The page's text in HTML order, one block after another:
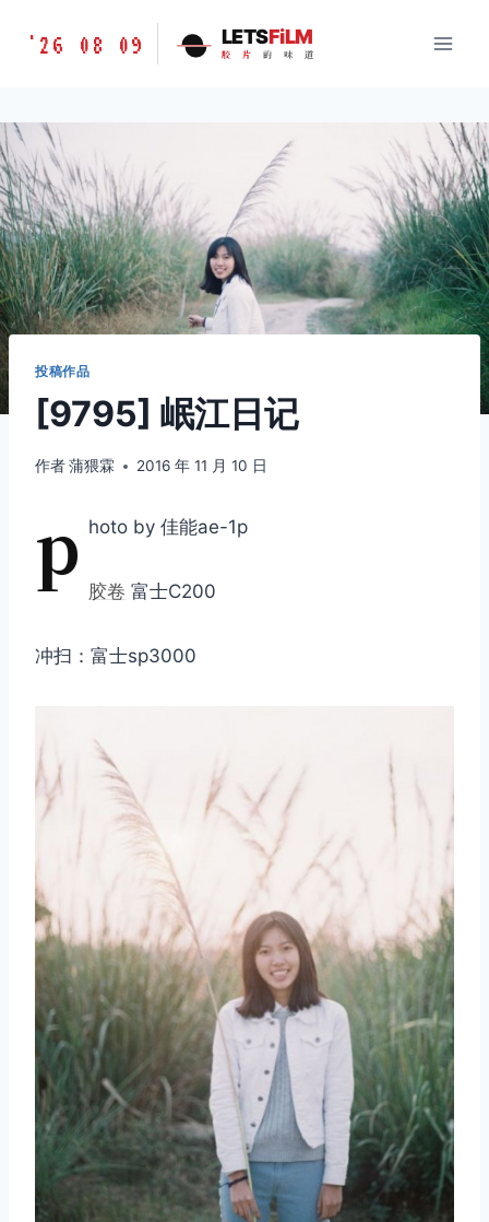
胶
味
道
LETSFILM
'26 08 09 LETSFiLM
胶 片 的 味 道
投稿作品
[9795] 岷江日记
作者蒲猥霖 2016 年 11 月 10 日
p hoto by 佳能ae-1p
胶卷 富士C200
冲扫：富士sp3000